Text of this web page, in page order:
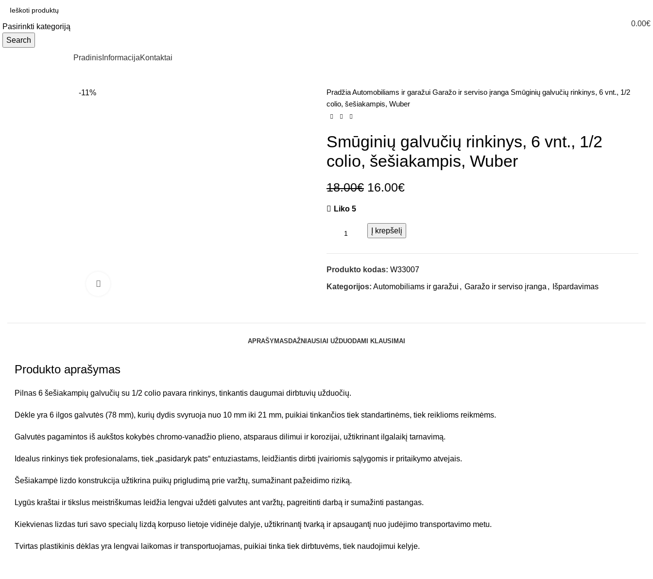
Pasirinkti kategoriją
Search
0.00€
Pradinis InformacijaKontaktai
-11% PradžiaAutomobiliams ir garažui Garažo ir serviso įranga Smūginių galvučių rinkinys, 6 vnt., 1/2
colio, šešiakampis, Wuber
Smūginių galvučių rinkinys, 6 vnt., 1/2
colio, šešiakampis, Wuber
18.00€ 16.00€
Liko 5
Į krepšelį
Produkto kodas: W33007
Kategorijos: Automobiliams ir garažui , Garažo ir serviso įranga , Išpardavimas
APRAŠYMAS DAŽNIAUSIAI UŽDUODAMI KLAUSIMAI
Produkto aprašymas
Pilnas 6 šešiakampių galvučių su 1/2 colio pavara rinkinys, tinkantis daugumai dirbtuvių užduočių.
Dėkle yra 6 ilgos galvutės (78 mm), kurių dydis svyruoja nuo 10 mm iki 21 mm, puikiai tinkančios tiek standartinėms, tiek reiklioms reikmėms.
Galvutės pagamintos iš aukštos kokybės chromo-vanadžio plieno, atsparaus dilimui ir korozijai, užtikrinant ilgalaikį tarnavimą.
Idealus rinkinys tiek profesionalams, tiek „pasidaryk pats“ entuziastams, leidžiantis dirbti įvairiomis sąlygomis ir pritaikymo atvejais.
Šešiakampė lizdo konstrukcija užtikrina puikų prigludimą prie varžtų, sumažinant pažeidimo riziką.
Lygūs kraštai ir tikslus meistriškumas leidžia lengvai uždėti galvutes ant varžtų, pagreitinti darbą ir sumažinti pastangas.
Kiekvienas lizdas turi savo specialų lizdą korpuso lietoje vidinėje dalyje, užtikrinantį tvarką ir apsaugantį nuo judėjimo transportavimo metu.
Tvirtas plastikinis dėklas yra lengvai laikomas ir transportuojamas, puikiai tinka tiek dirbtuvėms, tiek naudojimui kelyje.